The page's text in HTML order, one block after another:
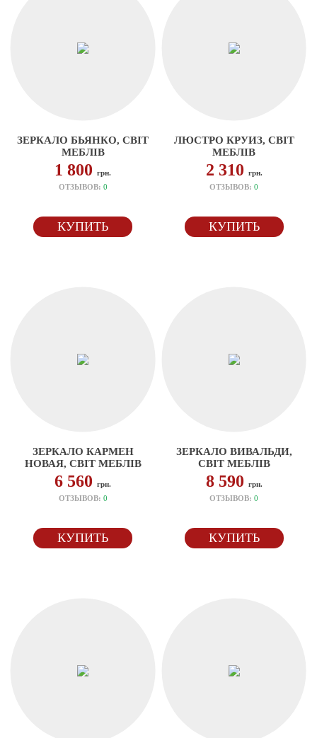
ЗЕРКАЛО БЬЯНКО, СВІТ
МЕБЛІВ
1 800грн.
ОТЗЫВОВ: 0
КУПИТЬ
ЛЮСТРО КРУИЗ, СВІТ
МЕБЛІВ
2 310 грн.
ОТЗЫВОВ:0
КУПИТЬ
ЗЕРКАЛО КАРМЕН
НОВАЯ, СВІТ МЕБЛІВ
6 560грн.
ОТЗЫВОВ: 0
КУПИТЬ
ЗЕРКАЛО ВИВАЛЬДИ,
СВІТ МЕБЛІВ
8 590 грн.
ОТЗЫВОВ:0
КУПИТЬ